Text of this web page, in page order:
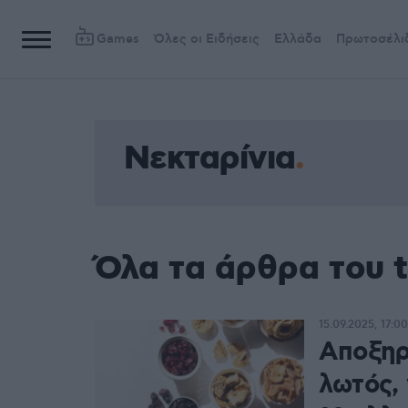
Games Όλες οι Ειδήσεις Ελλάδα
Νεκταρίνια
Όλα τα άρθρα του
λωτός,
15.09.2025, 17:00